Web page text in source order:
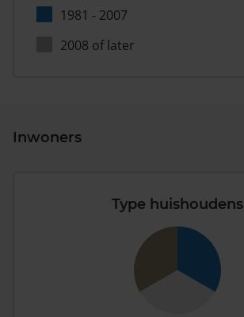
1981 - 2007
2008 of later
Inwoners
Type huishoudens